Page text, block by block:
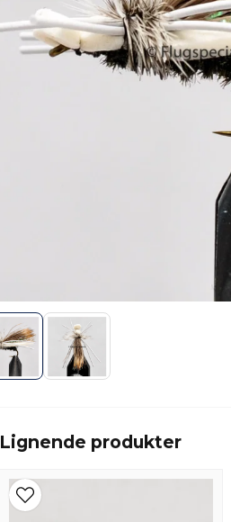
Lignende produkter